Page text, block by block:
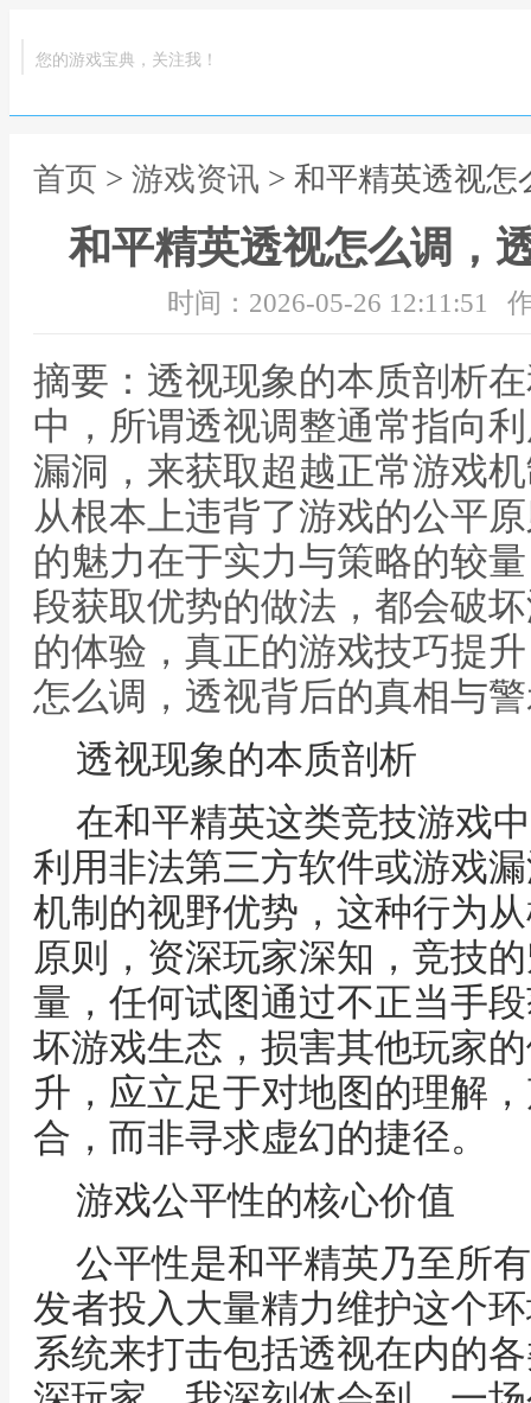
您的游戏宝典，关注我！
首页 > 游戏资讯 > 和平精英透视
和平精英透视怎么调，
时间：2026-05-26 12:11:51
摘要：透视现象的本质剖析
中，所谓透视调整通常指向
漏洞，来获取超越正常游戏
从根本上违背了游戏的公平
的魅力在于实力与策略的较
段获取优势的做法，都会破
的体验，真正的游戏技巧提
怎么调，透视背后的真相与
透视现象的本质剖析
在和平精英这类竞技游戏
利用非法第三方软件或游戏
机制的视野优势，这种行为
原则，资深玩家深知，竞技
量，任何试图通过不正当手
坏游戏生态，损害其他玩家
升，应立足于对地图的理解
合，而非寻求虚幻的捷径。
游戏公平性的核心价值
公平性是和平精英乃至所
发者投入大量精力维护这个
系统来打击包括透视在内的